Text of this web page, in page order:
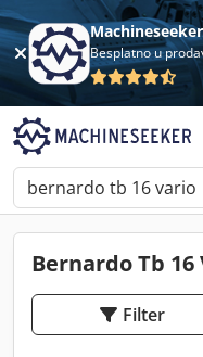
Machineseeker
Besplatno u
Bernardo Tb
Filter